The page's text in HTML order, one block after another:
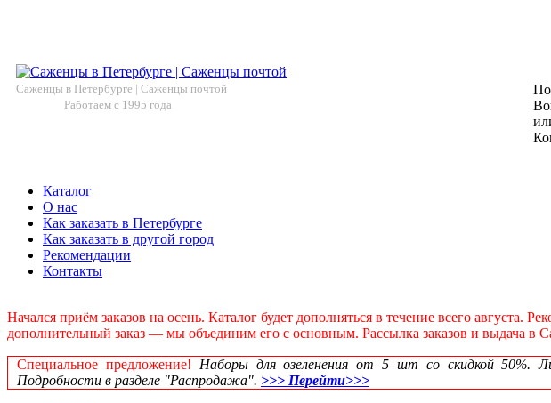
Саженцы в Петербурге | Саженцы почтой
Работаем с 1995 года
Каталог
О нас
Как заказать в Петербурге
Как заказать в другой город
Рекомендации
Контакты
Начался приём заказов на осень. Каталог будет дополняться в течение всего
дополнительный заказ — мы объединим его с основным. Рассылка заказов и выдача в
Специальное предложение! Наборы для озеленения от 5 шт со скидкой 50%.
Подробности в разделе "Распродажа". >>> Перейти>>>